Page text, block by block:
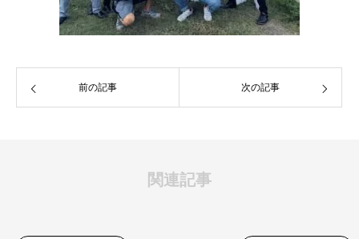
前の記事 次の記事
関連記事